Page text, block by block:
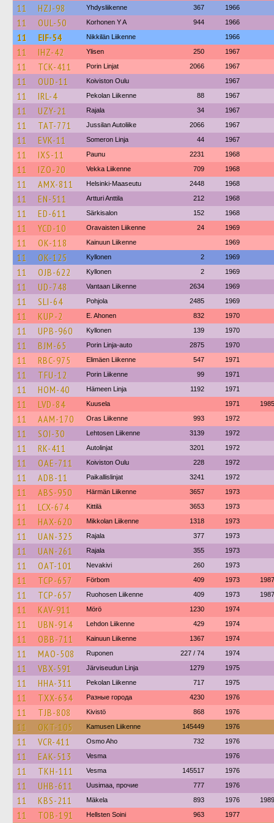
11 HZJ-98 Yhdysliikenne 367 1966
11 OUL-50 Korhonen Y A 944 1966
11 EIF-54 Nikkilän Liikenne 1966
11 IHZ-42 Ylisen 250 1967
11 TCK-411 Porin Linjat 2066 1967
11 OUD-11 Koiviston Oulu 1967
11 IRL-4 Pekolan Liikenne 88 1967
11 UZY-21 Rajala 34 1967
11 TAT-771 Jussilan Autoliike 2066 1967
11 EVK-11 Someron Linja 44 1967
11 IXS-11 Paunu 2231 1968
11 IZO-20 Vekka Liikenne 709 1968
11 AMX-811 Helsinki-Maaseutu 2448 1968
11 EN-511 Artturi Anttila 212 1968
11 ED-611 Särkisalon 152 1968
11 YCD-10 Oravaisten Liikenne 24 1969
11 OK-118 Kainuun Liikenne 1969
11 OK-125 Kyllonen 2 1969
11 OJB-622 Kyllonen 2 1969
11 UD-748 Vantaan Liikenne 2634 1969
11 SLI-64 Pohjola 2485 1969
11 KUP-2 E. Ahonen 832 1970
11 UPB-960 Kyllonen 139 1970
11 BJM-65 Porin Linja-auto 2875 1970
11 RBC-975 Elimäen Liikenne 547 1971
11 TFU-12 Porin Liikenne 99 1971
11 HOM-40 Hämeen Linja 1192 1971
11 LVD-84 Kuusela 1971 1985
11 AAM-170 Oras Liikenne 993 1972
11 SOI-30 Lehtosen Liikenne 3139 1972
11 RK-411 Autolinjat 3201 1972
11 OAE-711 Koiviston Oulu 228 1972
11 ADB-11 Paikallislinjat 3241 1972
11 ABS-950 Härmän Liikenne 3657 1973
11 LCX-674 Kittilä 3653 1973
11 HAX-620 Mikkolan Liikenne 1318 1973
11 UAN-325 Rajala 377 1973
11 UAN-261 Rajala 355 1973
11 OAT-101 Nevakivi 260 1973
11 TCP-657 Förbom 409 1973 1987
11 TCP-657 Ruohosen Liikenne 409 1973 1987
11 KAV-911 Mörö 1230 1974
11 UBN-914 Lehdon Liikenne 429 1974
11 OBB-711 Kainuun Liikenne 1367 1974
11 MAO-508 Ruponen 227 / 74 1974
11 VBX-591 Järviseudun Linja 1279 1975
11 HHA-311 Pekolan Liikenne 717 1975
11 TXX-634 Разные города 4230 1976
11 TJB-808 Kivistö 868 1976
11 OKT-105 Kamusen Liikenne 145449 1976
11 VCR-411 Osmo Aho 732 1976
11 EAK-513 Vesma 1976
11 TKH-111 Vesma 145517 1976
11 UHB-611 Uusimaa, прочие 777 1976
11 KBS-211 Mäkela 893 1976 1989
11 TOB-191 Hellsten Soini 963 1977